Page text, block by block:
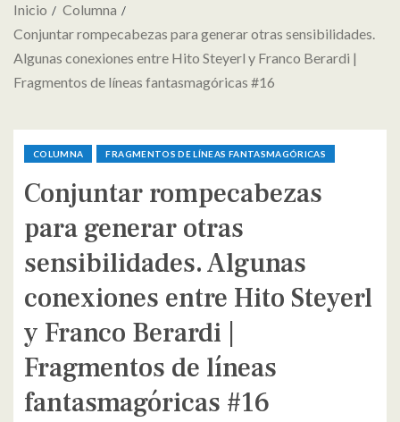
Inicio
Columna
Conjuntar rompecabezas para generar otras sensibilidades.
Algunas conexiones entre Hito Steyerl y Franco Berardi |
Fragmentos de líneas fantasmagóricas #16
COLUMNA FRAGMENTOS DE LÍNEAS FANTASMAGÓRICAS
Conjuntar rompecabezas
para generar otras
sensibilidades. Algunas
conexiones entre Hito Steyerl
y Franco Berardi |
Fragmentos de líneas
fantasmagóricas #16